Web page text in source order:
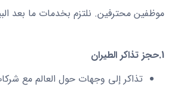
موظفين محترفين. نلتزم بخدمات ما بعد
1. حجز تذاكر الطيران
تذاكر إلى وجهات حول العالم مع